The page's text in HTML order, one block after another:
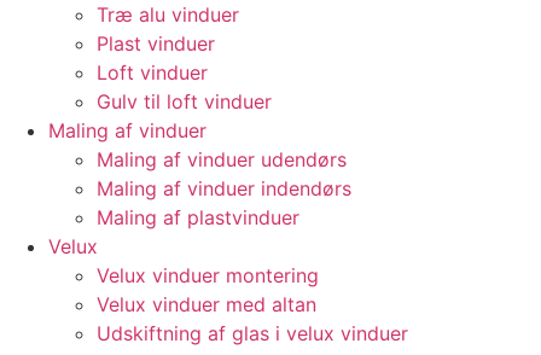
Træ alu vinduer
Plast vinduer
Loft vinduer
Gulv til loft vinduer
Maling af vinduer
Maling af vinduer udendørs
Maling af vinduer indendørs
Maling af plastvinduer
Velux
Velux vinduer montering
Velux vinduer med altan
Udskiftning af glas i velux vinduer